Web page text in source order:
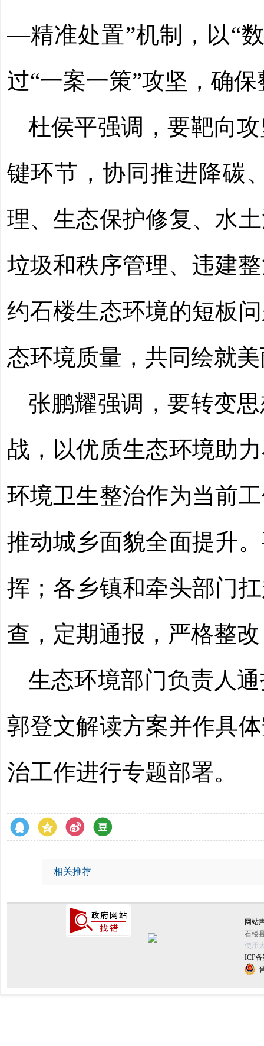
—精准处置”机制，以“
过“一案一策”攻坚，确
杜侯平强调，要靶向
键环节，协同推进降碳
理、生态保护修复、水
垃圾和秩序管理、违建
约石楼生态环境的短板
态环境质量，共同绘就
张鹏耀强调，要转变
战，以优质生态环境助
环境卫生整治作为当前
推动城乡面貌全面提升。
挥；各乡镇和牵头部门
查，定期通报，严格整
生态环境部门负责人
郭登文解读方案并作具
治工作进行专题部署。
相关推荐
网站
石楼
使用
ICP